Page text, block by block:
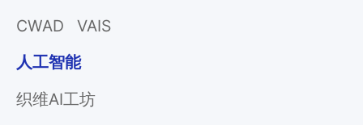
CWAD
VAIS
人工智能
织维AI工坊